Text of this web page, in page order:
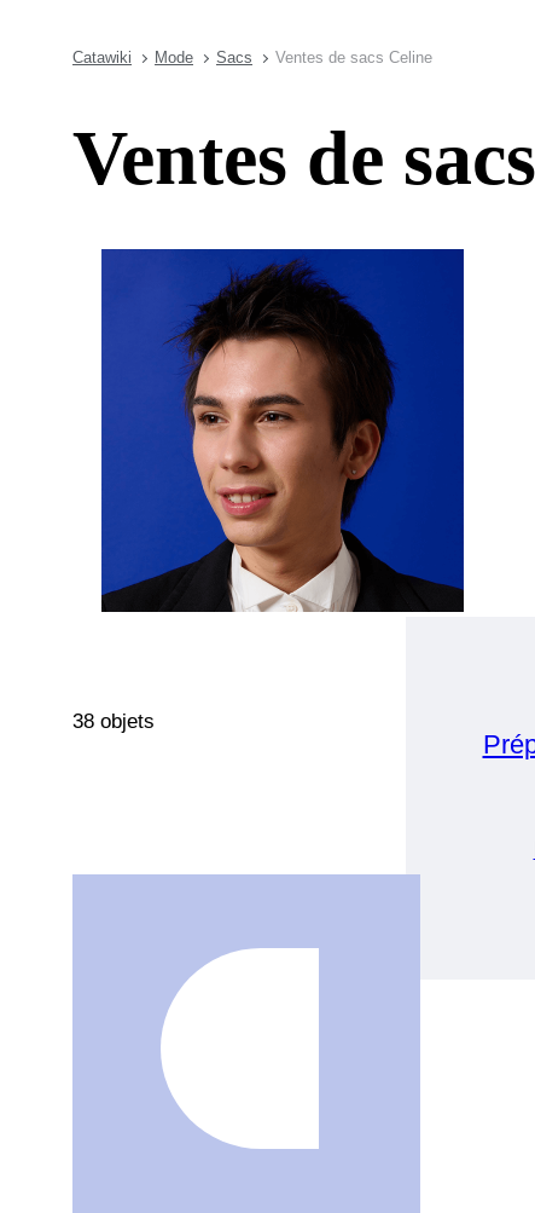
Catawiki Mode Sacs Ventes de sacs Celine
Ventes de
38 objets